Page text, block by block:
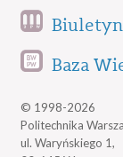
Baza
© 1998-2026
Politechnika
ul. Waryńskiego 1,